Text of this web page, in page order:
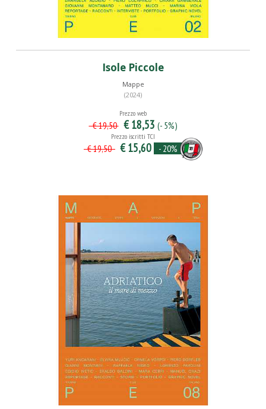
Isole Piccole
Mappe
(2024)
Prezzo web
€ 19,50 € 18,53 (- 5%)
Prezzo iscritti TCI
€ 19,50 € 15,60 - 20%